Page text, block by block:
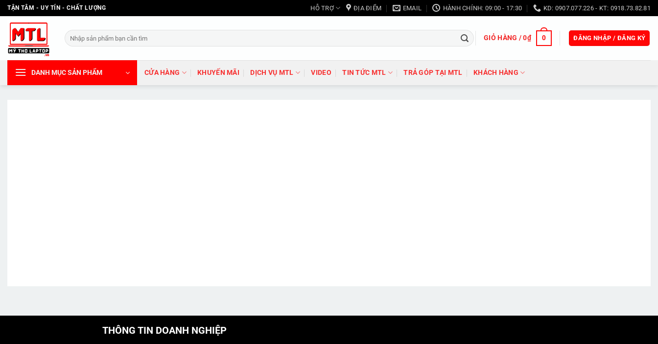
Bỏ
qua
dung
TẬN TÂM - UY TÍN - CHẤT LƯỢNG HỖ TRỢ ĐỊA ĐIỂM EMAIL HÀNH CHÍNH: 09:00 - 17:30 KD: 0907.077.226 - KT: 0918.73.82.81
Tìm
kiếm:
GIỎ HÀNG /0₫ 0 ĐĂNG NHẬP / ĐĂNG KÝ
DANH MỤC SẢN PHẨM CỬA HÀNG KHUYẾN MÃI DỊCH VỤ MTL VIDEO TIN TỨC MTL TRẢ GÓP TẠI MTL KHÁCH HÀNG
THÔNG TIN DOANH NGHIỆP